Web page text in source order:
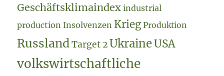
Geschäftsklimaindex industrial
production Insolvenzen Krieg Produktion
Russland Target 2 Ukraine USA
volkswirtschaftliche